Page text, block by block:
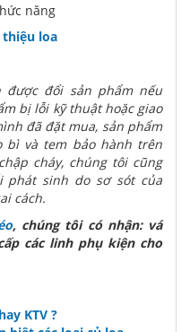
năng
thiệu loa
được đổi sản phẩm nếu
bị lỗi kỹ thuật hoặc giao
đã đặt mua, sản phẩm
bì và tem bảo hành trên
cháy, chúng tôi cũng
phát sinh do sơ sót của
cách.
, chúng tôi có nhận: vá
các linh phụ kiện cho
KTV ?